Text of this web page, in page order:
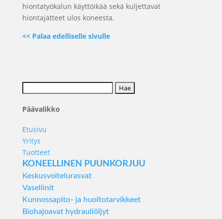
hiontatyökalun käyttöikää sekä kuljettavat
hiontajätteet ulos koneesta.
<< Palaa edelliselle sivulle
Päävalikko
Etusivu
Yritys
Tuotteet
KONEELLINEN PUUNKORJUU
Keskusvoitelurasvat
Vaseliinit
Kunnossapito- ja huoltotarvikkeet
Biohajoavat hydrauliöljyt